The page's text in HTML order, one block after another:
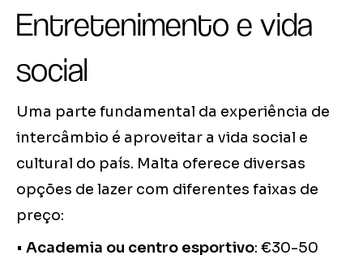
Entretenimento e vida
social
Uma parte fundamental da experiência de
intercâmbio é aproveitar a vida social e
cultural do país. Malta oferece diversas
opções de lazer com diferentes faixas de
preço:
• Academia ou centro esportivo: €30-50